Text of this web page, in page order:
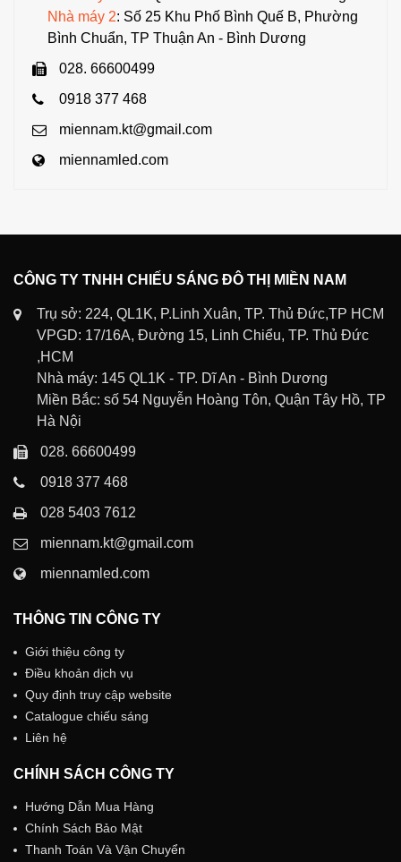
Nhà máy 2: Số 25 Khu Phố Bình Quế B, Phường
Bình Chuẩn, TP Thuận An - Bình Dương
028. 66600499
0918 377 468
miennam.kt@gmail.com
miennamled.com
CÔNG TY TNHH CHIẾU SÁNG ĐÔ THỊ MIỀN NAM
Trụ sở: 224, QL1K, P.Linh Xuân, TP. Thủ Đức,TP HCM
VPGD: 17/16A, Đường 15, Linh Chiểu, TP. Thủ Đức
,HCM
Nhà máy: 145 QL1K - TP. Dĩ An - Bình Dương
Miền Bắc: số 54 Nguyễn Hoàng Tôn, Quận Tây Hồ, TP
Hà Nội
028. 66600499
0918 377 468
028 5403 7612
miennam.kt@gmail.com
miennamled.com
THÔNG TIN CÔNG TY
Giới thiệu công ty
Điều khoản dịch vụ
Quy định truy cập website
Catalogue chiếu sáng
Liên hệ
CHÍNH SÁCH CÔNG TY
Hướng Dẫn Mua Hàng
Chính Sách Bảo Mật
Thanh Toán Và Vận Chuyển